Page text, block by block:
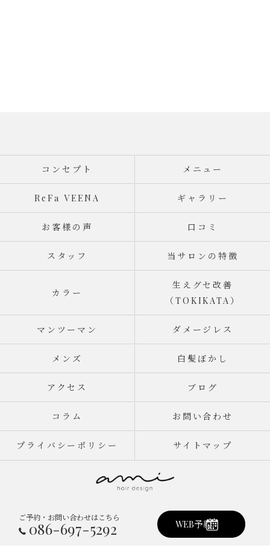
ご予約・お問い合わせはこちら
086-697-5292 WEB予約
コンセプト メニュー
ReFa VEENA ギャラリー
お客様の声 口コミ
スタッフ 当サロンの特徴
カラー
生えグセ改善
（TOKIKATA）
マンツーマン ダメージレス
メンズ 白髪ぼかし
アクセス ブログ
コラム お問い合わせ
プライバシーポリシー サイトマップ
© 2026 岡山県倉敷市真備町の美容室ならami hair design ALL RIGHTS
RESERVED.